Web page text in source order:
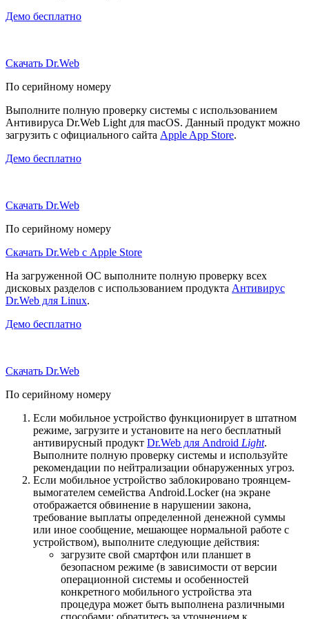
Демо бесплатно
Скачать Dr.Web
По серийному номеру
Выполните полную проверку системы с использованием
Антивируса Dr.Web Light для macOS. Данный продукт можно
загрузить с официального сайта Apple App Store.
Демо бесплатно
Скачать Dr.Web
По серийному номеру
Скачать Dr.Web с Apple Store
На загруженной ОС выполните полную проверку всех
дисковых разделов с использованием продукта Антивирус
Dr.Web для Linux.
Демо бесплатно
Скачать Dr.Web
По серийному номеру
Если мобильное устройство функционирует в штатном
режиме, загрузите и установите на него бесплатный
антивирусный продукт Dr.Web для Android Light.
Выполните полную проверку системы и используйте
рекомендации по нейтрализации обнаруженных угроз.
Если мобильное устройство заблокировано троянцем-
вымогателем семейства Android.Locker (на экране
отображается обвинение в нарушении закона,
требование выплаты определенной денежной суммы
или иное сообщение, мешающее нормальной работе с
устройством), выполните следующие действия:
загрузите свой смартфон или планшет в
безопасном режиме (в зависимости от версии
операционной системы и особенностей
конкретного мобильного устройства эта
процедура может быть выполнена различными